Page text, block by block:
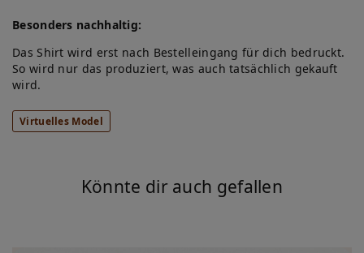
Besonders nachhaltig:
Das Shirt wird erst nach Bestelleingang für dich bedruckt.
So wird nur das produziert, was auch tatsächlich gekauft
wird.
Virtuelles Model
Könnte dir auch gefallen